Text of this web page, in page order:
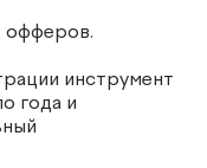
офферов.
инструмент
года и